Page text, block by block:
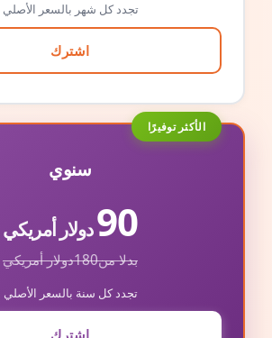
تجدد كل شهر بالسعر الأصلي
اشترك
الأكثر توفيرًا
سنوي
90دولار أمريكي
بدلا من180دولار أمريكي
تجدد كل سنة بالسعر الأصلي
اشترك